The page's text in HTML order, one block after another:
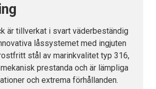
är tillverkat i svart väderbeständig
låssystemet med ingjuten
stål av marinkvalitet typ 316,
prestanda och är lämpliga
och extrema förhållanden.